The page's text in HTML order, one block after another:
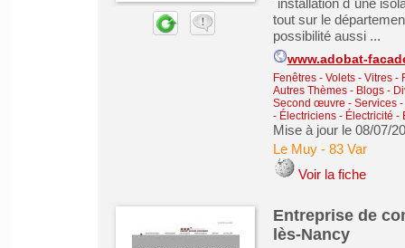
´installation d´une
tout sur le
possibilité aussi ...
www.adobat-
Fenêtres - Volets - Vitres -
Autres Thèmes - Blogs -
Second œuvre - Services
- Électriciens - Électricité
Mise à jour le 08/07/
Le Muy- 83 Var
Voir la fiche
Entreprise de
lès-Nancy